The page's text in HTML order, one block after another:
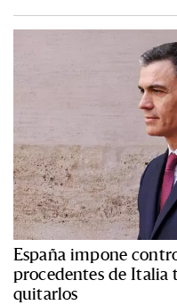
España impone
procedentes de Italia
quitarlos